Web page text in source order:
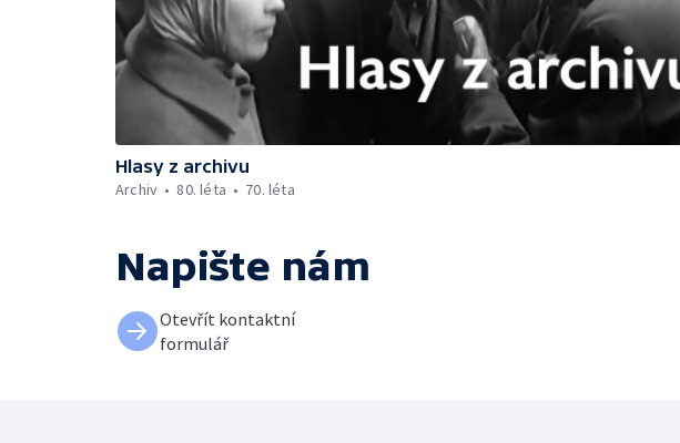
Hlasy z archivu
Archiv
80. léta 70. léta
Napište nám
Otevřít kontaktní
formulář